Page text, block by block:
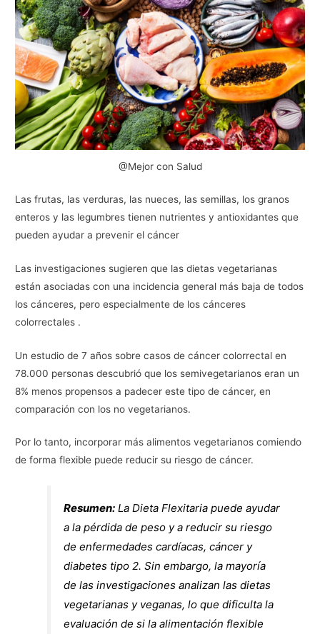
@Mejor con Salud
Las frutas, las verduras, las nueces, las semillas, los granos
enteros y las legumbres tienen nutrientes y antioxidantes que
pueden ayudar a prevenir el cáncer
Las investigaciones sugieren que las dietas vegetarianas
están asociadas con una incidencia general más baja de todos
los cánceres, pero especialmente de los cánceres
colorrectales .
Un estudio de 7 años sobre casos de cáncer colorrectal en
78.000 personas descubrió que los semivegetarianos eran un
8% menos propensos a padecer este tipo de cáncer, en
comparación con los no vegetarianos.
Por lo tanto, incorporar más alimentos vegetarianos comiendo
de forma flexible puede reducir su riesgo de cáncer.
Resumen: La Dieta Flexitaria puede ayudar
a la pérdida de peso y a reducir su riesgo
de enfermedades cardíacas, cáncer y
diabetes tipo 2. Sin embargo, la mayoría
de las investigaciones analizan las dietas
vegetarianas y veganas, lo que dificulta la
evaluación de si la alimentación flexible